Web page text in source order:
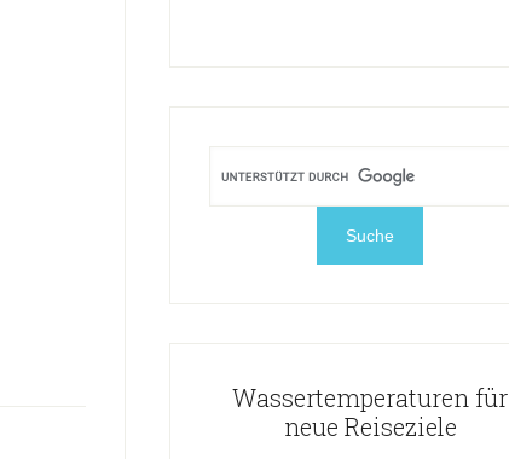
Wassertemperaturen für
neue Reiseziele